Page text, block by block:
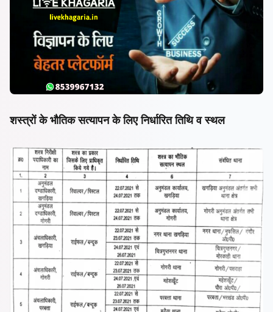
शस्त्रों के भौतिक सत्यापन के लिए निर्धारित तिथि व स्थल